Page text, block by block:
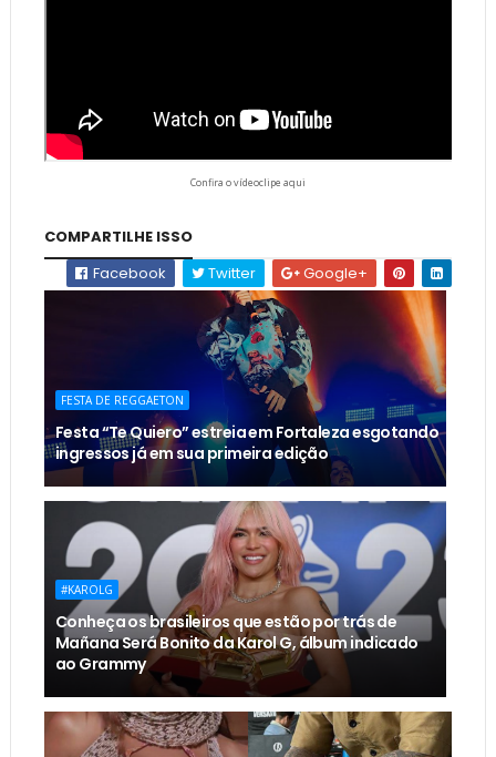
Confira o vídeoclipe aqui
COMPARTILHE ISSO
Facebook
Twitter Google+
FESTA DE REGGAETON
Festa “Te Quiero” estreia em Fortaleza esgotando
ingressos já em sua primeira edição
#KAROLG
Conheça os brasileiros que estão por trás de
Mañana Será Bonito da Karol G, álbum indicado
ao Grammy